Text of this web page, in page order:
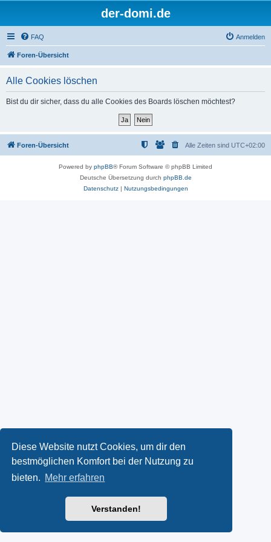
Diese Website nutzt Cookies, um dir den
bestmöglichen Komfort bei der Nutzung zu
bieten. Mehr erfahren
Verstanden!
der-domi.de
FAQ Anmelden
Foren-Übersicht
Alle Cookies löschen
Bist du dir sicher, dass du alle Cookies des Boards löschen möchtest?
Foren-Übersicht Alle Zeiten sind UTC+02:00
Powered by phpBB® Forum Software © phpBB Limited
Deutsche Übersetzung durch phpBB.de
Datenschutz| Nutzungsbedingungen